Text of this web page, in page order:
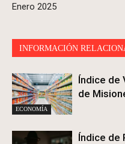
Enero 2025
INFORMACIÓN
ECONOMÍA
Índice de
de
Índice de